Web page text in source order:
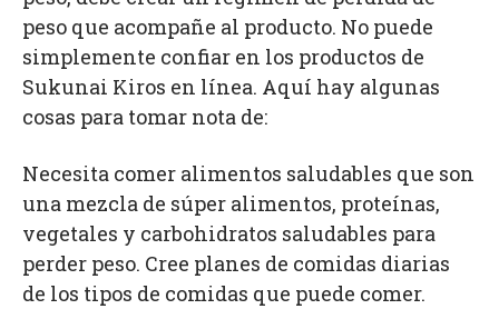
peso que acompañe al producto. No puede
simplemente confiar en los productos de
Sukunai Kiros en línea. Aquí hay algunas
cosas para tomar nota de:
Necesita comer alimentos saludables que son
una mezcla de súper alimentos, proteínas,
vegetales y carbohidratos saludables para
perder peso. Cree planes de comidas diarias
de los tipos de comidas que puede comer.